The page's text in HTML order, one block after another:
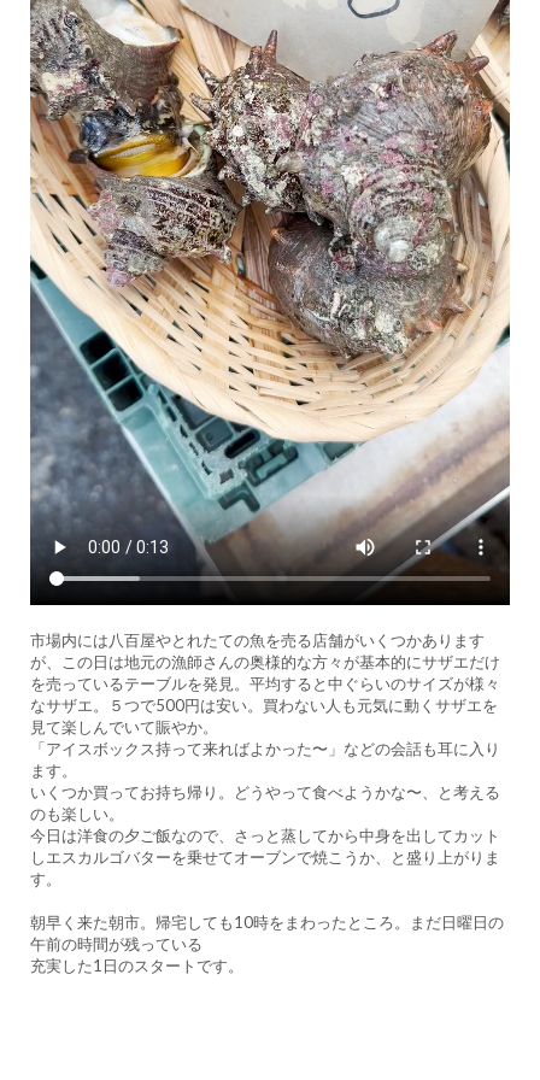
市場内には八百屋やとれたての魚を売る店舗がいくつかあります
が、この日は地元の漁師さんの奥様的な方々が基本的にサザエだけ
を売っているテーブルを発見。平均すると中ぐらいのサイズが様々
なサザエ。５つで500円は安い。買わない人も元気に動くサザエを
見て楽しんでいて賑やか。
「アイスボックス持って来ればよかった〜」などの会話も耳に入り
ます。
いくつか買ってお持ち帰り。どうやって食べようかな〜、と考える
のも楽しい。
今日は洋食の夕ご飯なので、さっと蒸してから中身を出してカット
しエスカルゴバターを乗せてオーブンで焼こうか、と盛り上がりま
す。
朝早く来た朝市。帰宅しても10時をまわったところ。まだ日曜日の
午前の時間が残っている
充実した1日のスタートです。